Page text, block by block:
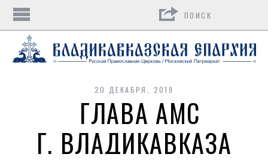
20 ДЕКАБРЯ, 2019
ГЛАВА АМС
Г. ВЛАДИКАВКАЗА